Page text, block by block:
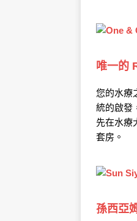
唯一的
您的水療
統的啟發
先在水療
套房。
孫西亞